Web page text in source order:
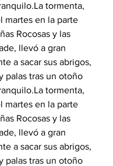
La tormenta,
martes en la parte
Rocosas y las
llevó a gran
a sacar sus abrigos,
palas tras un otoño
La tormenta,
martes en la parte
Rocosas y las
llevó a gran
a sacar sus abrigos,
palas tras un otoño